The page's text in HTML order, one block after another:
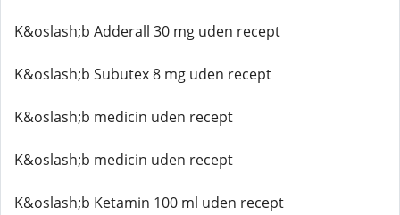
K&oslash;b Adderall 30 mg uden recept
K&oslash;b Subutex 8 mg uden recept
K&oslash;b medicin uden recept
K&oslash;b medicin uden recept
K&oslash;b Ketamin 100 ml uden recept